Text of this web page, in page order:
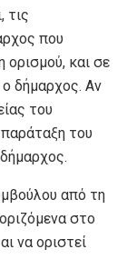
τις
που
ορισμού, και σε
ο δήμαρχος. Αν
του
του
από τη
στο
να οριστεί